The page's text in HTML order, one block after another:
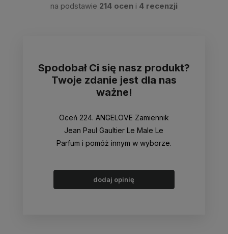
na podstawie 214 ocen i 4 recenzji
Spodobał Ci się nasz produkt?
Twoje zdanie jest dla nas
ważne!
Oceń 224. ANGELOVE Zamiennik
Jean Paul Gaultier Le Male Le
Parfum i pomóż innym w wyborze.
dodaj opinię